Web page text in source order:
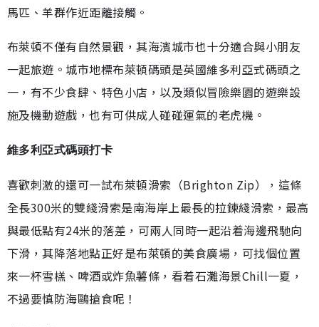
馬匹、羊群作近距離接觸。
布萊頓不僅有自然景觀，其海濱城市也十分適合與小朋友
一起旅遊。城市地標布萊頓碼頭是英國維多利亞式碼頭之
一，有不少食肆、特色小店，以及類似冒險樂園的遊樂設
施及機動遊戲，也有可供成人碰碰運氣的老虎機。
維多利亞式碼頭打卡
喜歡刺激的還可一試布萊頓滑索（Brighton Zip），這條
全長300米的雙綫滑索是南海岸上最長的拉鍊綫滑索，最高
與最低點有24米的落差，可兩人同時一起沿着海邊飛馳向
下滑，其降落地點正好是布萊頓的美食廣場，可找個位置
來一杯雪榚、啤酒或炸魚薯條，看着石灘海景Chill一夏，
不過要慎防海鷗搶食呢！